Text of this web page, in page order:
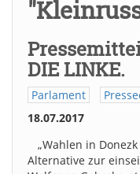
DIE LINKE.
Parlament
18.07.2017
„Wahlen in
Alternative zur